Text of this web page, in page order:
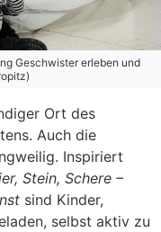
Geschwister erleben und
Ort des
Auch die
Inspiriert
Stein, Schere –
sind Kinder,
selbst aktiv zu